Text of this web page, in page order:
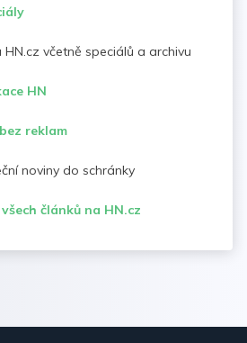
HN.cz včetně speciálů a archivu
HN
reklam
noviny do schránky
článků na HN.cz